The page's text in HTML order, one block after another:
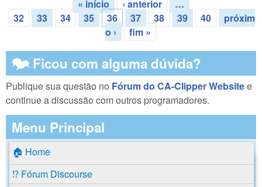
Páginas
« início ‹ anterior
…
32
33 34 35 36 37 38 39 40
próxim
o ›
fim »
🗫 Ficou com alguma dúvida?
Publique sua questão no Fórum do CA-Clipper Websitee
continue a discussão com outros programadores.
Menu Principal
🏠 Home
⁉️ Fórum Discourse